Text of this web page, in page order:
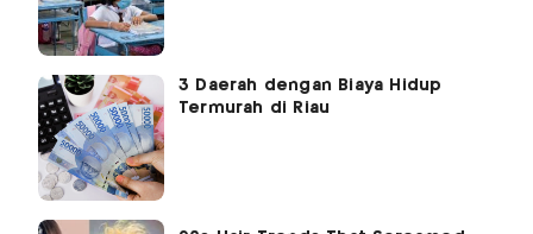
3 Daerah dengan Biaya Hidup
Termurah di Riau